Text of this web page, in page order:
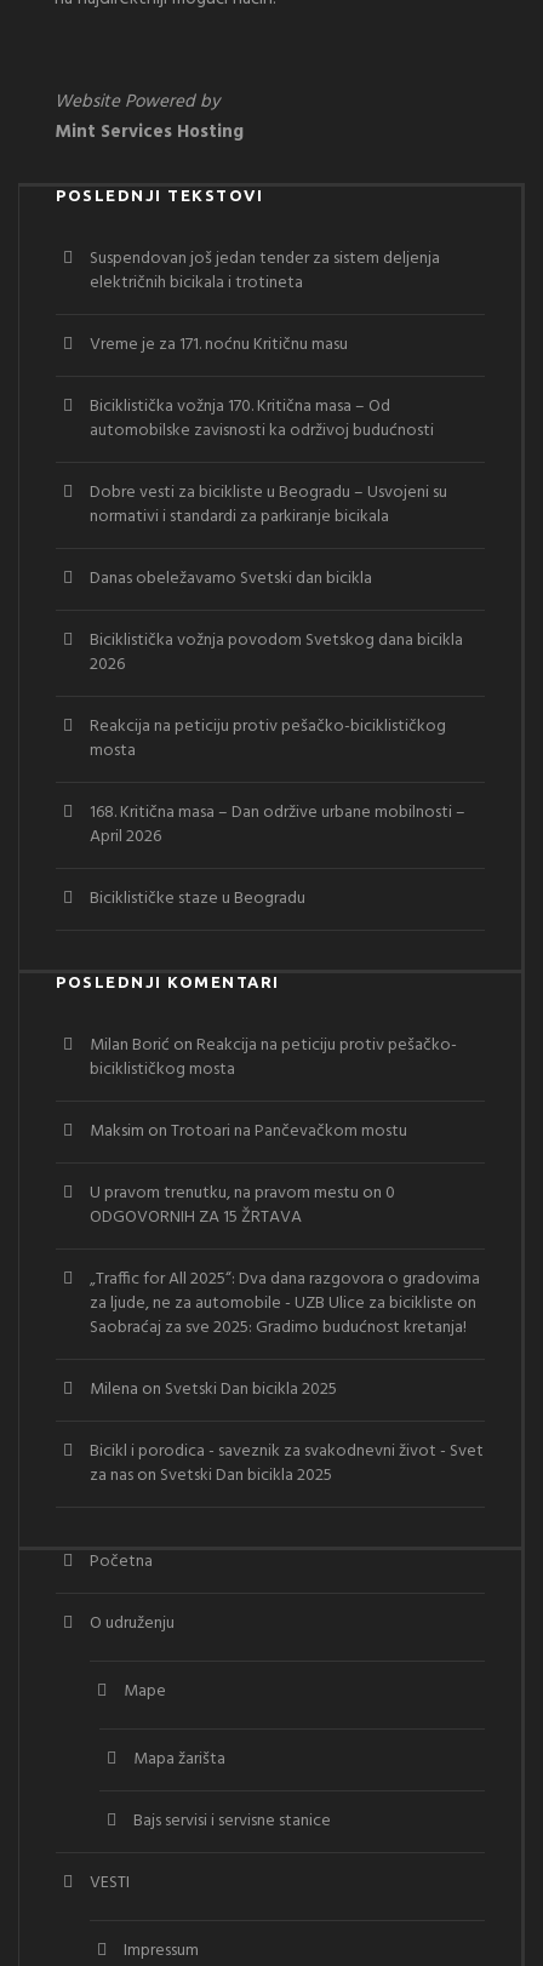
Website Powered by
Mint Services Hosting
POSLEDNJI TEKSTOVI
Suspendovan još jedan tender za sistem deljenja
električnih bicikala i trotineta
Vreme je za 171. noćnu Kritičnu masu
Biciklistička vožnja 170. Kritična masa – Od
automobilske zavisnosti ka održivoj budućnosti
Dobre vesti za bicikliste u Beogradu – Usvojeni su
normativi i standardi za parkiranje bicikala
Danas obeležavamo Svetski dan bicikla
Biciklistička vožnja povodom Svetskog dana bicikla
2026
Reakcija na peticiju protiv pešačko-biciklističkog
mosta
168. Kritična masa – Dan održive urbane mobilnosti –
April 2026
Biciklističke staze u Beogradu
POSLEDNJI KOMENTARI
Milan Borić on Reakcija na peticiju protiv pešačko-
biciklističkog mosta
Maksim onTrotoari na Pančevačkom mostu
U pravom trenutku, na pravom mestu on 0
ODGOVORNIH ZA 15 ŽRTAVA
„Traffic for All 2025“: Dva dana razgovora o gradovima
za ljude, ne za automobile - UZB Ulice za bicikliste on
Saobraćaj za sve 2025: Gradimo budućnost kretanja!
Milena on Svetski Dan bicikla 2025
Bicikl i porodica - saveznik za svakodnevni život - Svet
za nason Svetski Dan bicikla 2025
Početna
O udruženju
Mape
Mapa žarišta
Bajs servisi i servisne stanice
VESTI
Impressum